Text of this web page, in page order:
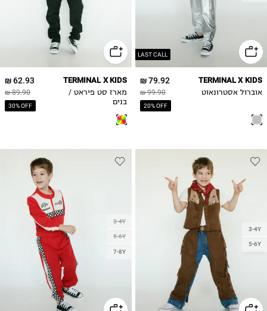
LAST CALL
79.92 ₪
99.90 ₪
20% OFF
TERMINAL X KIDS
אוברול אסטרונאוט
62.93 ₪
89.90 ₪
30% OFF
TERMINAL X KIDS
מארז סט פיראט /
בנים
3-4Y
5-6Y
3-4Y
5-6Y
7-8Y